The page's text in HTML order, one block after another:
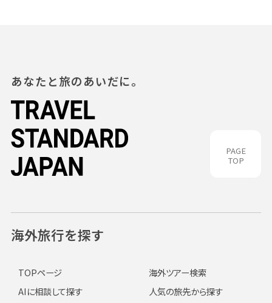
PAGE
TOP
あなたと旅のあいだに。
海外旅行を探す
TOPページ
海外ツアー検索
AIに相談して探す
人気の旅先から探す